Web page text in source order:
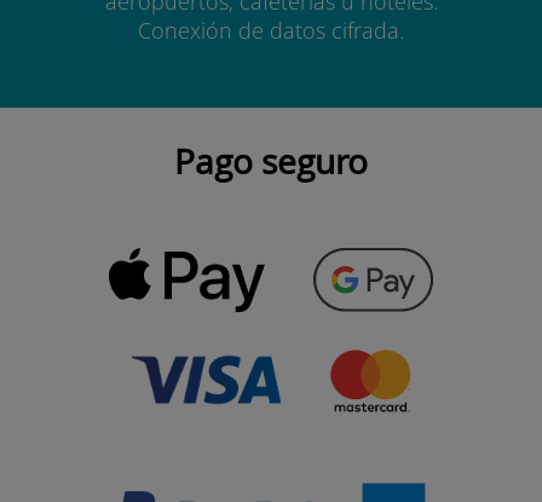
Conexión de datos cifrada.
Pago seguro